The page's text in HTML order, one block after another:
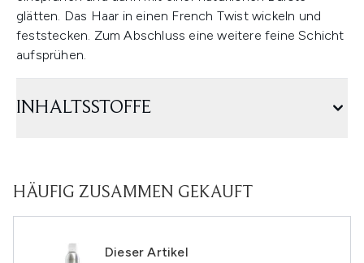
glätten. Das Haar in einen French Twist wickeln und
feststecken. Zum Abschluss eine weitere feine Schicht
aufsprühen.
INHALTSSTOFFE
HÄUFIG ZUSAMMEN GEKAUFT
Dieser Artikel